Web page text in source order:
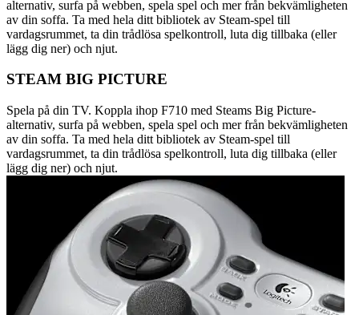
alternativ, surfa på webben, spela spel och mer från bekvämligheten
av din soffa. Ta med hela ditt bibliotek av Steam-spel till
vardagsrummet, ta din trådlösa spelkontroll, luta dig tillbaka (eller
lägg dig ner) och njut.
STEAM BIG PICTURE
Spela på din TV. Koppla ihop F710 med Steams Big Picture-
alternativ, surfa på webben, spela spel och mer från bekvämligheten
av din soffa. Ta med hela ditt bibliotek av Steam-spel till
vardagsrummet, ta din trådlösa spelkontroll, luta dig tillbaka (eller
lägg dig ner) och njut.